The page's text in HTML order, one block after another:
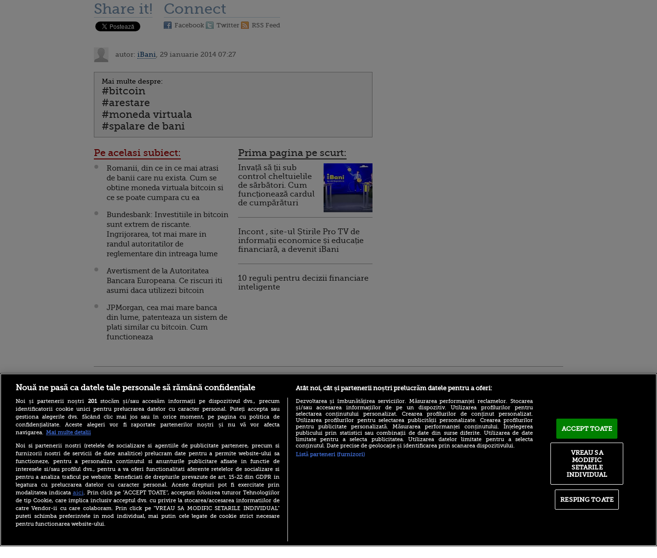
Share it! Connect
Facebook Twitter RSS Feed
autor: iBani , 29 ianuarie 2014 07:27
Mai multe despre:
#bitcoin
#arestare
#moneda virtuala
#spalare de bani
Pe acelasi subiect:
Romanii, din ce in ce mai atrasi
de banii care nu exista. Cum se
obtine moneda virtuala bitcoin si
ce se poate cumpara cu ea
Bundesbank: Investitiile in bitcoin
sunt extrem de riscante.
Ingrijorarea, tot mai mare in
randul autoritatilor de
reglementare din intreaga lume
Avertisment de la Autoritatea
Bancara Europeana. Ce riscuri iti
asumi daca utilizezi bitcoin
JPMorgan, cea mai mare banca
din lume, patenteaza un sistem de
plati similar cu bitcoin. Cum
functioneaza
Prima pagina pe scurt:
Invață să ții sub
control cheltuielile
de sărbători. Cum
funcționează cardul
de cumpărături
Incont , site-ul Știrile Pro TV de
informații economice și educație
financiară, a devenit iBani
10 reguli pentru decizii financiare
inteligente
româncă a fost arestată în
Germania pentru spionaj în
favoarea Rusiei
Alerta West Nile: două
persoane au murit, iar
numărul cazurilor a ajuns la
10. Măsurile de protecție
împotriva țânțarilor
Ce le-a spus Donald Trump
donatorilor despre
succesorul său pentru
(P) Descoperă Lumea
Evenimentelor din România
După 15 ani la Fiorentina,
după CFR Cluj - Tromso 0-
Nouă ne pasă ca datele tale personale să rămână confidențiale
Noi și partenerii noștri 201stocăm și/sau accesăm informații pe dispozitivul dvs., precum
identificatorii cookie unici pentru prelucrarea datelor cu caracter personal. Puteți accepta sau
gestiona alegerile dvs. făcând clic mai jos sau în orice moment, pe pagina cu politica de
confidențialitate. Aceste alegeri vor fi raportate partenerilor noștri și nu vă vor afecta
navigarea. Mai multe detalii
Noi si partenerii nostri (retelele de socializare si agentiile de publicitate partenere, precum si
furnizorii nostri de servicii de date analitice) prelucram date pentru a permite website-ului sa
functioneze, pentru a personaliza continutul si anunturile publicitare afisate in functie de
interesele si/sau profilul dvs., pentru a va oferi functionalitati aferente retelelor de socializare si
pentru a analiza traficul pe website. Beneficiati de drepturile prevazute de art. 15-22 din GDPR in
legatura cu prelucrarea datelor cu caracter personal. Aceste drepturi pot fi exercitate prin
modalitatea indicata aici. Prin click pe “ACCEPT TOATE”, acceptati folosirea tuturor Tehnologiilor
de tip Cookie, care implica inclusiv acceptul dvs. cu privire la stocarea/accesarea informatiilor de
catre Vendor-ii cu care colaboram. Prin click pe “VREAU SA MODIFIC SETARILE INDIVIDUAL”
puteti schimba preferintele in mod individual, mai putin cele legate de cookie strict necesare
pentru functionarea website-ului.
Atât noi, cât și partenerii noștri prelucrăm datele pentru a oferi:
Dezvoltarea și îmbunătățirea serviciilor. Măsurarea performanței reclamelor. Stocarea
și/sau accesarea informațiilor de pe un dispozitiv. Utilizarea profilurilor pentru
selectarea conținutului personalizat. Crearea profilurilor de conținut personalizat.
Utilizarea profilurilor pentru selectarea publicității personalizate. Crearea profilurilor
pentru publicitate personalizată. Măsurarea performanței conținutului. Înțelegerea
publicului prin statistici sau combinații de date din surse diferite. Utilizarea de date
limitate pentru a selecta publicitatea. Utilizarea datelor limitate pentru a selecta
conținutul. Date precise de geolocație și identificarea prin scanarea dispozitivului.
Listă parteneri (furnizori)
ACCEPT TOATE
RESPING TOATE
VREAU SA
MODIFIC
SETARILE
INDIVIDUAL